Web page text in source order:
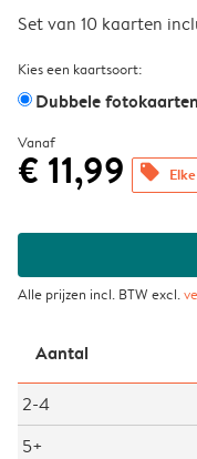
Set van 10 kaarten
Kies een kaartsoort:
Dubbele fotokaarten
Vanaf
€ 11,99 offers
Alle prijzen incl. BTW excl.
Aantal
2-4
5+